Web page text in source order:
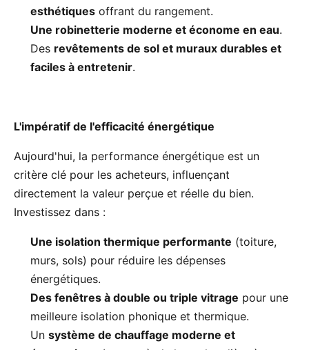
esthétiques offrant du rangement.
Une robinetterie moderne et économe en eau.
Des revêtements de sol et muraux durables et
faciles à entretenir.
L'impératif de l'efficacité énergétique
Aujourd'hui, la performance énergétique est un
critère clé pour les acheteurs, influençant
directement la valeur perçue et réelle du bien.
Investissez dans :
Une isolation thermique performante (toiture,
murs, sols) pour réduire les dépenses
énergétiques.
Des fenêtres à double ou triple vitrage pour une
meilleure isolation phonique et thermique.
Un système de chauffage moderne et